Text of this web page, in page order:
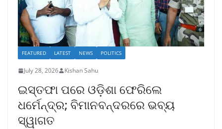
FEATURED LATEST NEWS POLITICS
July 28, 2026 Kishan Sahu
ଇସ୍ତଫା ପରେ ଓଡ଼ିଶା ଫେରିଲେ
ଧର୍ମେନ୍ଦ୍ର; ବିମାନବନ୍ଦରରେ ଭବ୍ୟ
ସ୍ୱାଗତ